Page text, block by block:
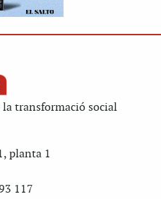
transformació social
planta 1
117